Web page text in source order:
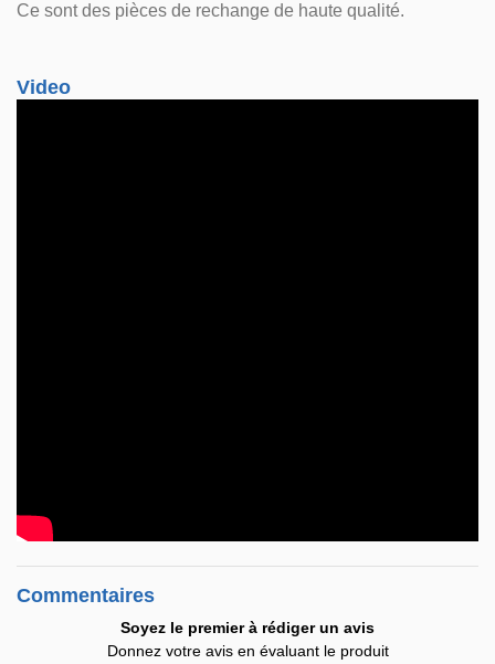
Ce sont des pièces de rechange de haute qualité.
Video
Commentaires
Soyez le premier à rédiger un avis
Donnez votre avis en évaluant le produit